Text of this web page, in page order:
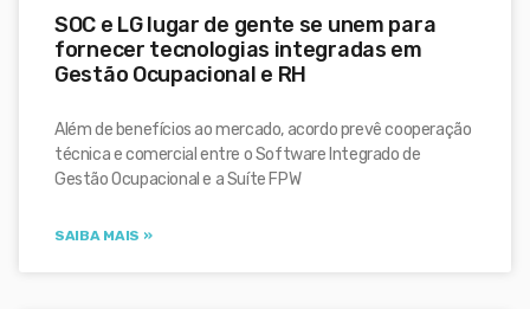
SOC e LG lugar de gente se unem para
fornecer tecnologias integradas em
Gestão Ocupacional e RH
Além de benefícios ao mercado, acordo prevê cooperação
técnica e comercial entre o Software Integrado de
Gestão Ocupacional e a Suíte FPW
SAIBA MAIS »